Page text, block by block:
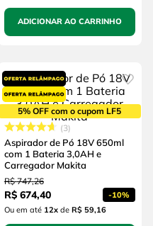
ADICIONAR AO CARRINHO
5% OFF com o cupom LF5
3
Aspirador de Pó 18V 650ml
com 1 Bateria 3,0AH e
Carregador Makita
R$ 747,26
R$ 674,40 -10%
Ou em até 12xde R$ 59,16